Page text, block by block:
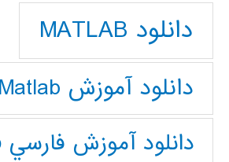
دانلود MATLAB
دانلود آموزش Matlab
دانلود آموزش فارسي Matlab